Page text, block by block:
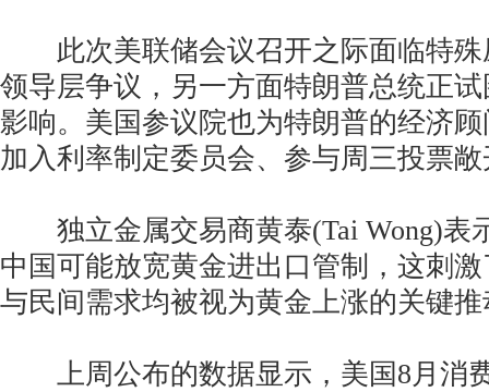
此次美联储会议召开之际面临特殊
领导层争议，另一方面特朗普总统正
影响。美国参议院也为特朗普的经济
加入利率制定委员会、参与周三投票
独立金属交易商黄泰(Tai Wong)表
中国可能放宽黄金进出口管制，这刺
与民间需求均被视为黄金上涨的关键
上周公布的数据显示，美国8月消